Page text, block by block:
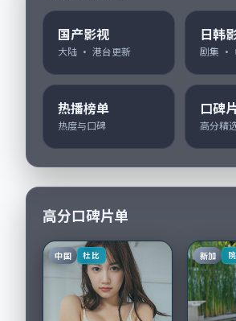
国产影视
大陆 · 港台更新
日韩
剧集 ·
热播榜单
热度与口碑
口碑
高分精
高分口碑片单
中国 杜比 新加